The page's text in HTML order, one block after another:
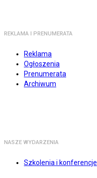
REKLAMA I PRENUMERATA
Reklama
Ogłoszenia
Prenumerata
Archiwum
NASZE WYDARZENIA
Szkolenia i konferencje